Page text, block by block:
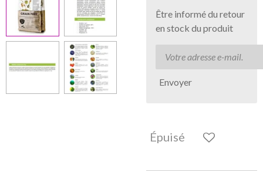
Être informé du retour
en stock du produit
Envoyer
Épuisé